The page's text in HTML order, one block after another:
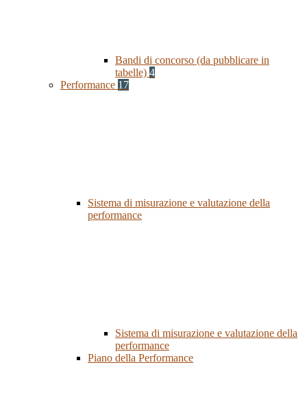
Bandi di concorso (da pubblicare in
tabelle) 4
Performance 17
Sistema di misurazione e valutazione della
performance
Sistema di misurazione e valutazione della
performance
Piano della Performance